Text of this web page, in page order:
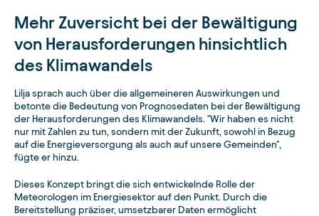
Mehr Zuversicht bei der Bewältigung
von Herausforderungen hinsichtlich
des Klimawandels
Lilja sprach auch über die allgemeineren Auswirkungen und
betonte die Bedeutung von Prognosedaten bei der Bewältigung
der Herausforderungen des Klimawandels. "Wir haben es nicht
nur mit Zahlen zu tun, sondern mit der Zukunft, sowohl in Bezug
auf die Energieversorgung als auch auf unsere Gemeinden",
fügte er hinzu.
Dieses Konzept bringt die sich entwickelnde Rolle der
Meteorologen im Energiesektor auf den Punkt. Durch die
Bereitstellung präziser, umsetzbarer Daten ermöglicht